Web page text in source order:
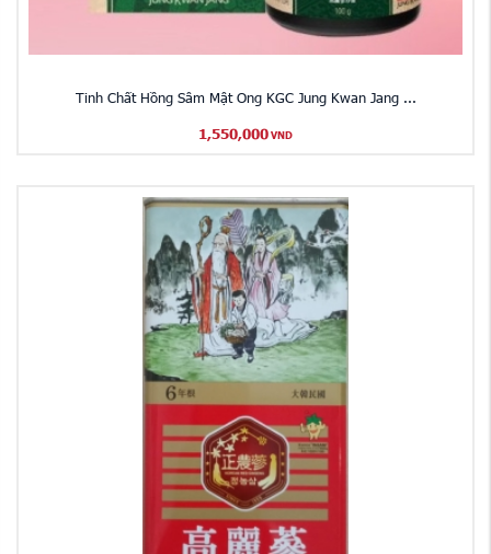
Tinh Chất Hồng Sâm Mật Ong KGC Jung Kwan Jang ...
1,550,000 VND